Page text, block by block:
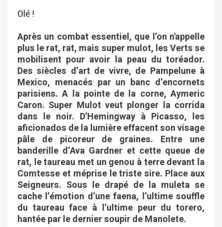
Olé !
Après un combat essentiel, que l’on n'appelle
plus le rat, rat, mais super mulot, les Verts se
mobilisent pour avoir la peau du toréador.
Des siècles d’art de vivre, de Pampelune à
Mexico, menacés par un banc d’encornets
parisiens. A la pointe de la corne, Aymeric
Caron. Super Mulot veut plonger la corrida
dans le noir. D’Hemingway à Picasso, les
aficionados de la lumière effacent son visage
pâle de picoreur de graines. Entre une
banderille d’Ava Gardner et cette queue de
rat, le taureau met un genou à terre devant la
Comtesse et méprise le triste sire. Place aux
Seigneurs. Sous le drapé de la muleta se
cache l’émotion d’une faena, l’ultime souffle
du taureau face à l’ultime peur du torero,
hantée par le dernier soupir de Manolete.